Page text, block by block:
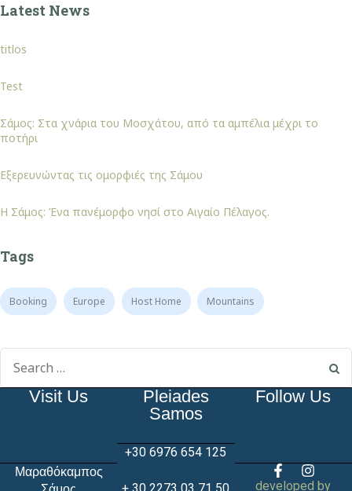
Latest News
titlos
Test
Σάμος: Στα χνάρια του Μοσχάτου, από τα αμπέλια μέχρι το
ποτήρι
Εξερευνώντας τις ομορφιές της Σάμου
Η Σάμος: Ένα πανέμορφο νησί στο Αιγαίο Πέλαγος.
Tags
Booking Europe Host Home Mountains
Visit Us
Μαραθόκαμπος
Pleiades
Samos
+30 6976 654 125
Follow Us
developed by